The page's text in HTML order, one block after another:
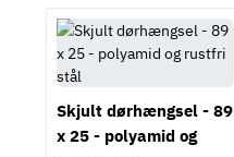
Skjult dørhængsel - 89
x 25 - polyamid og